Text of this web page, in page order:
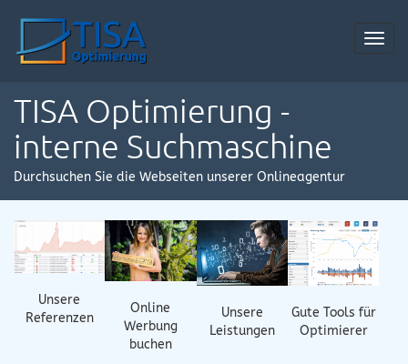
TISA Optimierung -
interne Suchmaschine
Durchsuchen Sie die Webseiten unserer Onlineagentur
Unsere
Referenzen
Online
Werbung
buchen
Unsere
Leistungen
Gute Tools für
Optimierer